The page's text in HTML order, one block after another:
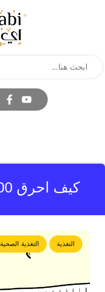
كيف احرق 500 سعرة حرارية
التغذية التغذية الصحية